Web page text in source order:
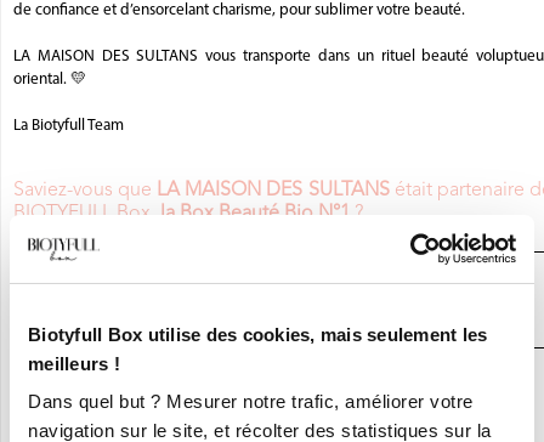
Biotyfull Box utilise des cookies, mais seulement les
meilleurs !
Dans quel but ? Mesurer notre trafic, améliorer votre
navigation sur le site, et récolter des statistiques sur la
de confiance et d’ensorcelant charisme, pour sublimer votre beauté.
LA MAISON DES SULTANS vous transporte dans un rituel beauté
oriental. 💛
La Biotyfull Team
Saviez-vous que LA MAISON DES SULTANSétait partenaire
BIOTYFULL Box, la Box Beauté Bio N°1 ?
JE DÉCOUVRE LA BOX BEAUTÉ BIO
Craquez pour vos 8 Nouvelles Box pour 9,90€ seulement !